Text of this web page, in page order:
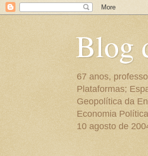
Blog
67 anos,
Plataformas;
Geopolítica da
Economia
10 agosto de